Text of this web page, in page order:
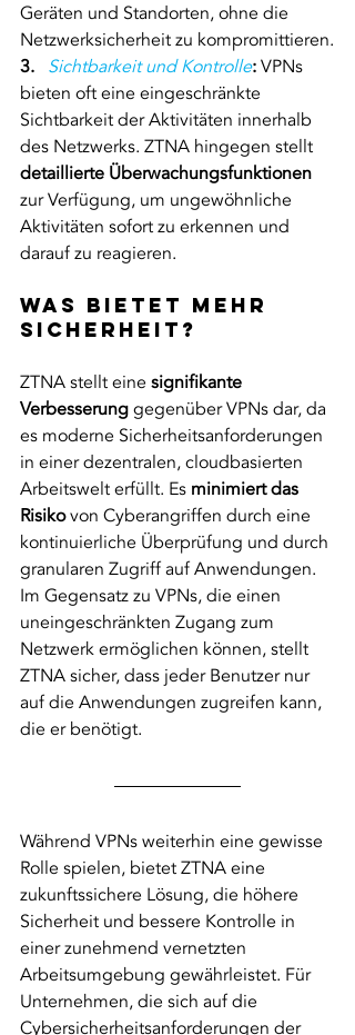
Geräten und Standorten, ohne die
Netzwerksicherheit zu kompromittieren.
3. Sichtbarkeit und Kontrolle: VPNs
bieten oft eine eingeschränkte
Sichtbarkeit der Aktivitäten innerhalb
des Netzwerks. ZTNA hingegen stellt
detaillierte Überwachungsfunktionen
zur Verfügung, um ungewöhnliche
Aktivitäten sofort zu erkennen und
darauf zu reagieren.
Was bietet mehr
Sicherheit?
ZTNA stellt eine signifikante
Verbesserung gegenüber VPNs dar, da
es moderne Sicherheitsanforderungen
in einer dezentralen, cloudbasierten
Arbeitswelt erfüllt. Es minimiert das
Risiko von Cyberangriffen durch eine
kontinuierliche Überprüfung und durch
granularen Zugriff auf Anwendungen.
Im Gegensatz zu VPNs, die einen
uneingeschränkten Zugang zum
Netzwerk ermöglichen können, stellt
ZTNA sicher, dass jeder Benutzer nur
auf die Anwendungen zugreifen kann,
die er benötigt.
Während VPNs weiterhin eine gewisse
Rolle spielen, bietet ZTNA eine
zukunftssichere Lösung, die höhere
Sicherheit und bessere Kontrolle in
einer zunehmend vernetzten
Arbeitsumgebung gewährleistet. Für
Unternehmen, die sich auf die
Cybersicherheitsanforderungen der